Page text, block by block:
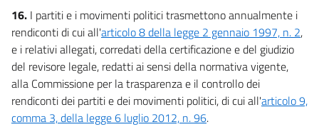
16. I partiti e i movimenti politici trasmettono annualmente i
rendiconti di cui all'articolo 8 della legge 2 gennaio 1997, n. 2,
e i relativi allegati, corredati della certificazione e del giudizio
del revisore legale, redatti ai sensi della normativa vigente,
alla Commissione per la trasparenza e il controllo dei
rendiconti dei partiti e dei movimenti politici, di cui all'articolo 9,
comma 3, della legge 6 luglio 2012, n. 96.